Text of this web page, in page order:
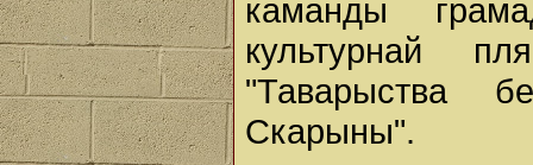
каманды
культурнай
"Таварыства
Скарыны".